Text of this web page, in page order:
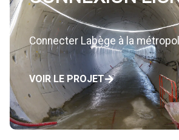
Connecter Labège à la
VOIR LE PROJET